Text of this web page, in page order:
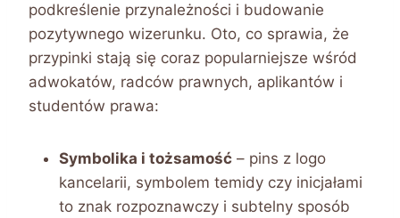
podkreślenie przynależności i budowanie
pozytywnego wizerunku. Oto, co sprawia, że
przypinki stają się coraz popularniejsze wśród
adwokatów, radców prawnych, aplikantów i
studentów prawa:
Symbolika i tożsamość – pins z logo
kancelarii, symbolem temidy czy inicjałami
to znak rozpoznawczy i subtelny sposób